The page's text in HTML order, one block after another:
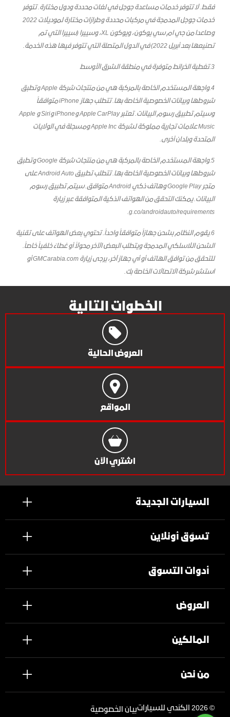
فقط. لا تتوفر خدمات مساعدة جوجل في لغات محددة ودول مختارة. تتوفر
خدمات جوجل المدمجة في مركبات محددة وطرازات مختارة لموديلات 2022
وصاعدا من جي ام سي يوكون، ويوكون XL، وسييرا (سييرا التي تم
تصنيعها بعد أبريل 2022) في الدول المتصلة التي تتوفر فيها هذه الخدمة.
3.تغطية الخرائط متوفرة في منطقة الشرق الأوسط
4.واجهة المستخدم الخاصة بالمركبة هي من منتجات شركة Apple وتطبق
شروطها وبيانات الخصوصية الخاصة بها. تتطلب جهاز iPhone متوافقاً
وسيتم تطبيق رسوم البيانات. تعتبر Apple CarPlay وiPhone وSiri و Apple
Music علامات تجارية مملوكة لشركة Apple Inc ومسجلة في الولايات
المتحدة وبلدان أخرى.
5.واجهة المستخدم الخاصة بالمركبة هي من منتجات شركة Google وتطبق
شروطها وبيانات الخصوصية الخاصة بها. تتطلب تطبيق Android Auto على
متجر Google Play وهاتف ذكي Android متوافق. سيتم تطبيق رسوم
البيانات. يمكنك التحقق من الهواتف الذكية المتوافقة عبر زيارة
g.co/androidauto/requirements.
6.يقوم النظام بشحن جهازاً متوافقاً واحداً. تحتوي بعض الهواتف على تقنية
الشحن اللاسلكي المدمجة ويتطلب البعض الآخر محولاً أو غطاءً خلفياً خاصاً.
للتحقق من توافق الهاتف أو أي جهاز آخر، يرجى زيارة GMCarabia.com أو
استشر شركة الاتصالات الخاصة بك.
الخطوات التالية
العروض الحالية
المواقع
اشتري الآن
السيارات الجديدة
تسوَق أونلاين
أدوات التسوق
العروض
المالكين
من نحن
©2026 الكندي للسيارات بيان الخصوصية